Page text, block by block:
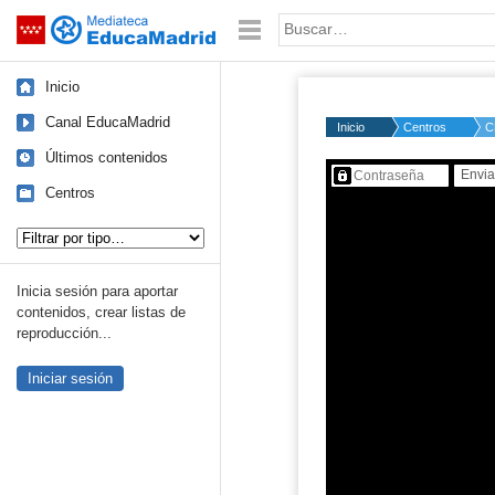
Saltar navegación Palabra o frase:
Inicio
Canal EducaMadrid
Últimos contenidos
Centros
Inicia sesión para aportar
contenidos, crear listas de
reproducción...
Iniciar sesión
Inicio Centros
Contenido protegido…